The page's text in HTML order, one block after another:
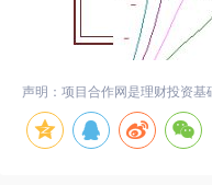
声明：项目合作网是理财投资